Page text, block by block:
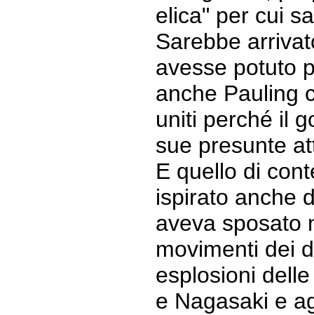
elica" per cui
Sarebbe
avesse potuto
anche Pauling
uniti perché il
sue presunte
E quello di
ispirato anche
aveva sposato
movimenti dei
esplosioni
e Nagasaki e